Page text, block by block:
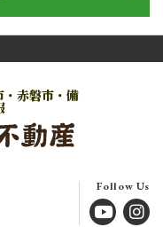
・赤磐市・備
Follow Us